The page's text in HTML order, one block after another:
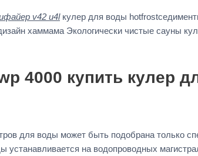
v42 u4lкулер для воды
хаммама Экологически чистые сауны
4000 купить кулер
для воды может быть подобрана только
устанавливается на водопроводных